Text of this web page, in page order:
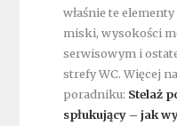
właśnie te
miski, wysokości
serwisowym i
strefy WC. Więcej
poradniku: Stelaż
spłukujący – jak